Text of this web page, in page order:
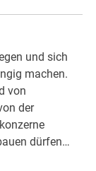
und sich
machen.
von
der
dürfen…